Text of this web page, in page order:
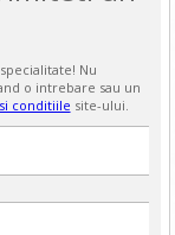
Nu
o intrebare sau un
conditiile site-ului.